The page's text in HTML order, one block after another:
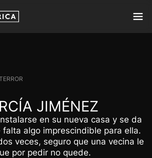
JIMÉNEZ
en su nueva casa y se da
algo imprescindible para ella.
veces, seguro que una vecina le
por pedir no quede.